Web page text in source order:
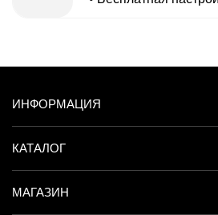
ИНФОРМАЦИЯ
КАТАЛОГ
МАГАЗИН